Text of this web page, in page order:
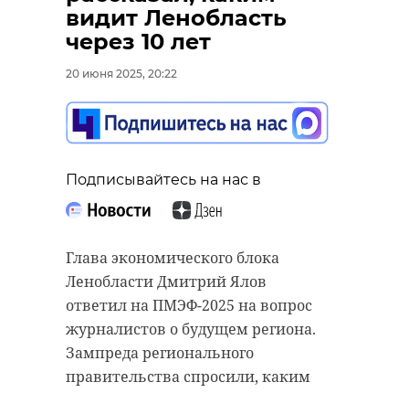
видит Ленобласть
через 10 лет
20 июня 2025, 20:22
Подписывайтесь на нас в
Глава экономического блока
Ленобласти Дмитрий Ялов
ответил на ПМЭФ-2025 на вопрос
журналистов о будущем региона.
Зампреда регионального
правительства спросили, каким
Подписывайтесь на нас в
Ленобласти 20 июня выезжала на
заявку об утечке в Кировском
железнодорожной цистерне
образовалась течь.
Пути оказались загрязнены
удобрениями. На место выехал
поисково-спасательный отряд из
Тосно и устранил течь.
Подписывайтесь на нас в
(Санкт-Петербург) прошла
торжественно-траурная
Красной Армии, погибших в годы
Великой Отечестенной войны.
Земле на кладбище Илики
предали останки трех воинов.
Красноармейцев обнаружил
поисковый отряд "Ленпех-